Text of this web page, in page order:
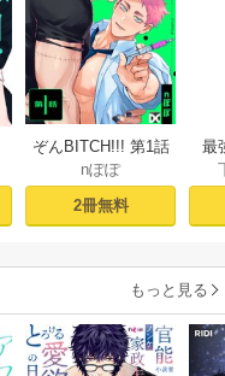
ぞんBITCH!!! 第1話
nぽぽ
2冊無料
最
もっと見る